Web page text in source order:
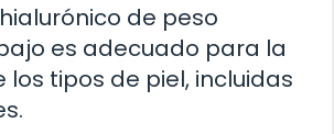
de peso
es adecuado para la
los tipos de piel, incluidas